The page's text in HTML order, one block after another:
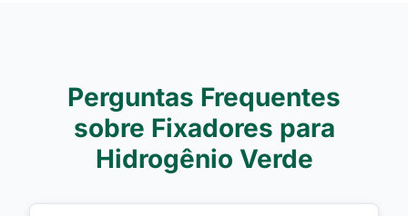
Perguntas Frequentes
sobre Fixadores para
Hidrogênio Verde